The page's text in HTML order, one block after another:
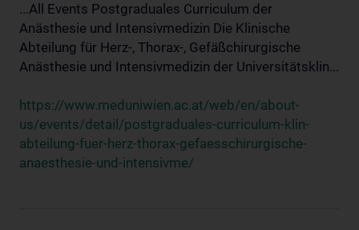
...All Events Postgraduales Curriculum der
Anästhesie und Intensivmedizin Die Klinische
Abteilung für Herz-, Thorax-, Gefäßchirurgische
Anästhesie und Intensivmedizin der Universitätsklin...
https://www.meduniwien.ac.at/web/en/about-
us/events/detail/postgraduales-curriculum-klin-
abteilung-fuer-herz-thorax-gefaesschirurgische-
anaesthesie-und-intensivme/